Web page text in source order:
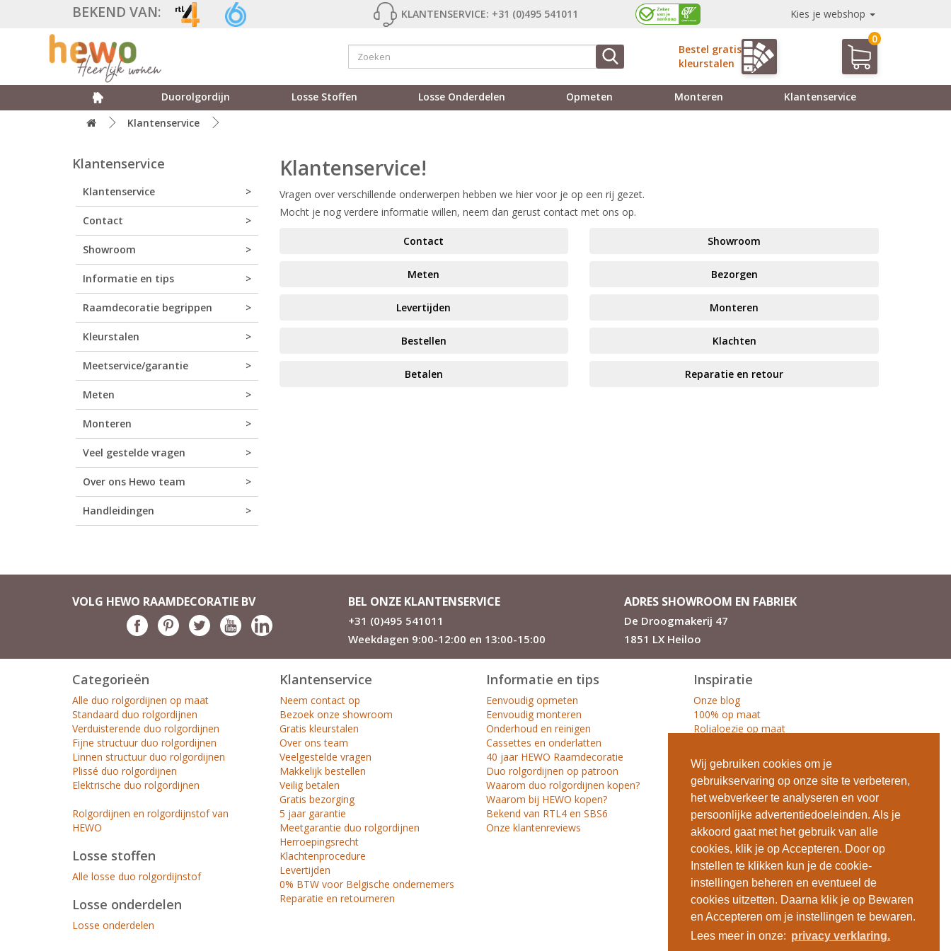
Wij gebruiken cookies om je
gebruikservaring op onze site te verbeteren,
het webverkeer te analyseren en voor
persoonlijke advertentiedoeleinden. Als je
akkoord gaat met het gebruik van alle
cookies, klik je op Accepteren. Door op
Instellen te klikken kun je de cookie-
instellingen beheren en eventueel de
cookies uitzetten. Daarna klik je op Bewaren
en Accepteren om je instellingen te bewaren.
Lees meer in onze: privacy verklaring.
BEKEND VAN: KLANTENSERVICE: +31 (0)495 541011 Kies je webshop
Bestel gratis
kleurstalen
0
Duorolgordijn Losse Stoffen Losse Onderdelen Opmeten Monteren
Klantenservice
Klantenservice
Klantenservice
Klantenservice
Contact
Showroom
Informatie en tips
Raamdecoratie begrippen
Kleurstalen
Meetservice/garantie
Meten
Monteren
Veel gestelde vragen
Over ons Hewo team
Handleidingen
Klantenservice!
Vragen over verschillende onderwerpen hebben we hier voor je op een rij gezet.
Mocht je nog verdere informatie willen, neem dan gerust contact met ons op.
Contact Showroom
Meten Bezorgen
Levertijden Monteren
Bestellen Klachten
Betalen Reparatie en retour
VOLG HEWO RAAMDECORATIE BV BEL ONZE KLANTENSERVICE
+31 (0)495 541011
Weekdagen 9:00-12:00 en 13:00-15:00
ADRES SHOWROOM EN FABRIEK
De Droogmakerij 47
1851 LX Heiloo
Categorieën
Alle duo rolgordijnen op maat
Standaard duo rolgordijnen
Verduisterende duo rolgordijnen
Fijne structuur duo rolgordijnen
Linnen structuur duo rolgordijnen
Plissé duo rolgordijnen
Elektrische duo rolgordijnen
Rolgordijnen en rolgordijnstof van
HEWO
Losse stoffen
Alle losse duo rolgordijnstof
Losse onderdelen
Losse onderdelen
Klantenservice
Neem contact op
Bezoek onze showroom
Gratis kleurstalen
Over ons team
Veelgestelde vragen
Makkelijk bestellen
Veilig betalen
Gratis bezorging
5 jaar garantie
Meetgarantie duo rolgordijnen
Herroepingsrecht
Klachtenprocedure
Levertijden
0% BTW voor Belgische ondernemers
Reparatie en retourneren
Informatie en tips
Eenvoudig opmeten
Eenvoudig monteren
Onderhoud en reinigen
Cassettes en onderlatten
40 jaar HEWO Raamdecoratie
Duo rolgordijnen op patroon
Waarom duo rolgordijnen kopen?
Waarom bij HEWO kopen?
Bekend van RTL4 en SBS6
Onze klantenreviews
Inspiratie
Onze blog
100% op maat
Roljaloezie op maat
Multishades op maat
Cassettes en randen keuze
Raamdecoratie begrippen
Keuzewijzer duo rolgordijnen
Hoe werkt een duo rolgordijn
Duo rolgordijn aanbieding
Onze webshops
raamdecoratieshop.be
duorolgordijn.be
rolgordijnopmaat.be
hewo.nl